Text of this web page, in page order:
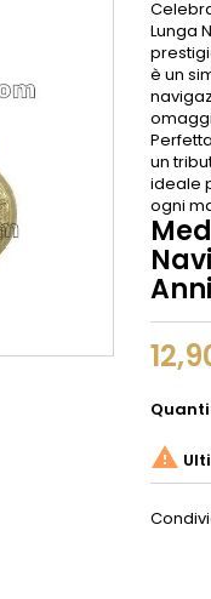
Lunga
è un
un
ideale
ogni
Anni
